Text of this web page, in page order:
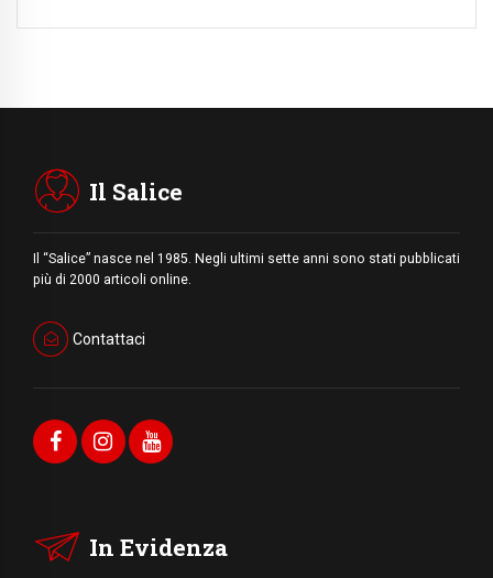
Il Salice
Il “Salice” nasce nel 1985. Negli ultimi sette anni sono stati pubblicati
più di 2000 articoli online.
Contattaci
In Evidenza